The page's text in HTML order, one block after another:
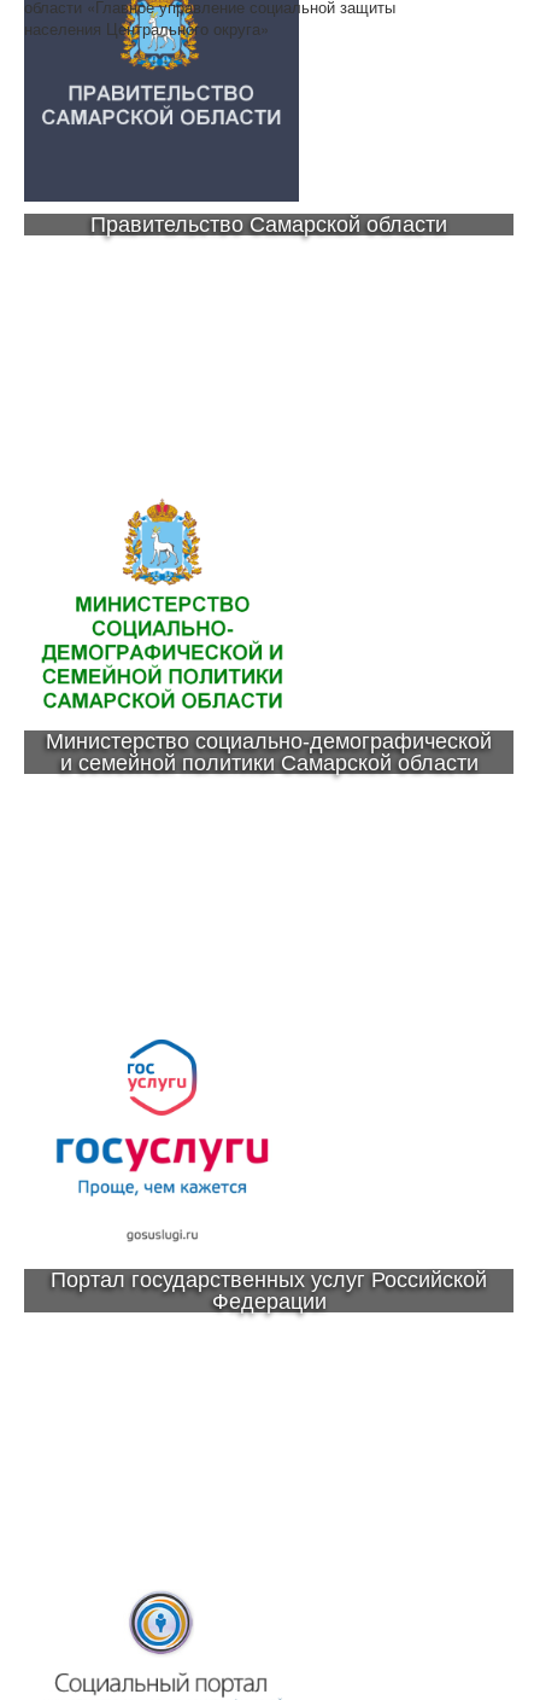
Правительство Самарской области
Министерство социально-демографической
и семейной политики Самарской области
Портал государственных услуг Российской
Федерации
области «Главное управление социальной защиты
населения Центрального округа»